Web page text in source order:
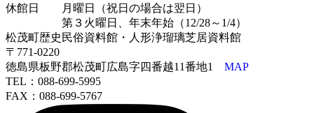
休館日 月曜日（祝日の場合は翌日）
第３火曜日、年末年始（12/28～1/4）
松茂町歴史民俗資料館・人形浄瑠璃芝居資料館
〒771-0220
徳島県板野郡松茂町広島字四番越11番地1 MAP
TEL：088-699-5995
FAX：088-699-5767